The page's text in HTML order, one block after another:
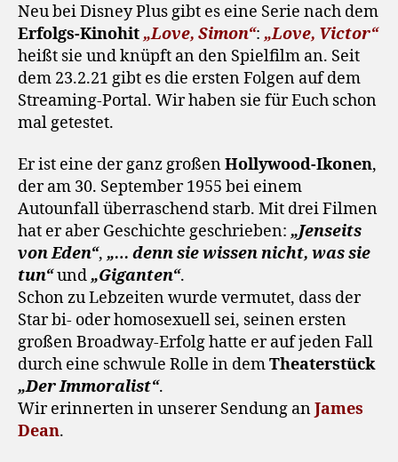
Neu bei Disney Plus gibt es eine Serie nach dem
Erfolgs-Kinohit „Love, Simon“: „Love, Victor“
heißt sie und knüpft an den Spielfilm an. Seit
dem 23.2.21 gibt es die ersten Folgen auf dem
Streaming-Portal. Wir haben sie für Euch schon
mal getestet.
Er ist eine der ganz großenHollywood-Ikonen,
der am 30. September 1955 bei einem
Autounfall überraschend starb. Mit drei Filmen
hat er aber Geschichte geschrieben: „Jenseits
von Eden“, „… denn sie wissen nicht, was sie
tun“und „Giganten“.
Schon zu Lebzeiten wurde vermutet, dass der
Star bi- oder homosexuell sei, seinen ersten
großen Broadway-Erfolg hatte er auf jeden Fall
durch eine schwule Rolle in demTheaterstück
„Der Immoralist“.
Wir erinnerten in unserer Sendung anJames
Dean.